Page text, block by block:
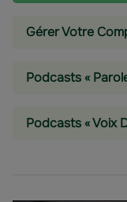
Gérer Votre
Podcasts «
Podcasts « Voix